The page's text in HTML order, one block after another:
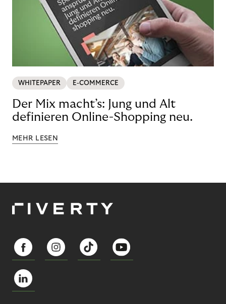
WHITEPAPER E-COMMERCE
Der Mix macht’s: Jung und Alt
definieren Online-Shopping neu.
MEHR LESEN